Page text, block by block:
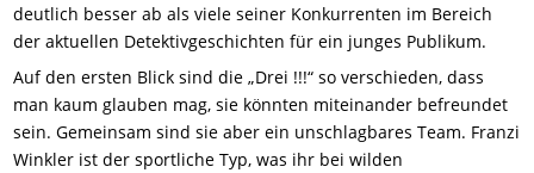
deutlich besser ab als viele seiner Konkurrenten im Bereich
der aktuellen Detektivgeschichten für ein junges Publikum.
Auf den ersten Blick sind die „Drei !!!“ so verschieden, dass
man kaum glauben mag, sie könnten miteinander befreundet
sein. Gemeinsam sind sie aber ein unschlagbares Team. Franzi
Winkler ist der sportliche Typ, was ihr bei wilden